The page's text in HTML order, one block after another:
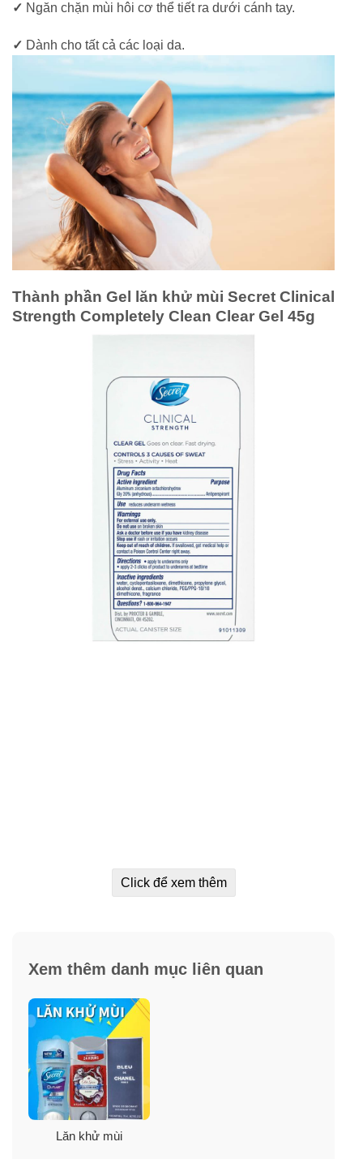
✓ Ngăn chặn mùi hôi cơ thể tiết ra dưới cánh tay.
✓ Dành cho tất cả các loại da.
Thành phần Gel lăn khử mùi Secret Clinical
Strength Completely Clean Clear Gel 45g
Click để xem thêm
Xem thêm danh mục liên quan
Lăn khử mùi